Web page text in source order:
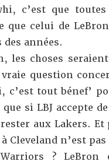
c’est que
que celui de
années.
les choses
question
c’est tout bénef’
si LBJ accepte
aux Lakers.
Cleveland n’est pas
?